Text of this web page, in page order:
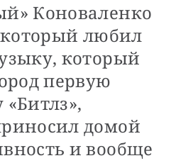
Коноваленко
любил
который
первую
домой
и вообще